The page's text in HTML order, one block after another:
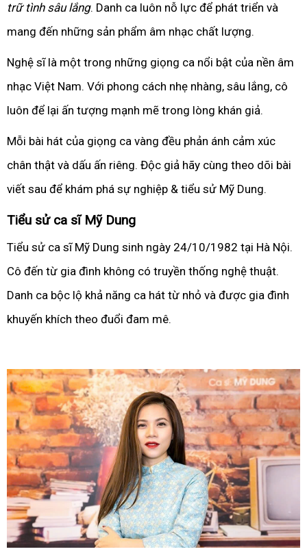
trữ tình sâu lắng. Danh ca luôn nỗ lực để phát triển và
mang đến những sản phẩm âm nhạc chất lượng.
Nghệ sĩ là một trong những giọng ca nổi bật của nền âm
nhạc Việt Nam. Với phong cách nhẹ nhàng, sâu lắng, cô
luôn để lại ấn tượng mạnh mẽ trong lòng khán giả.
Mỗi bài hát của giọng ca vàng đều phản ánh cảm xúc
chân thật và dấu ấn riêng. Độc giả hãy cùng theo dõi bài
viết sau để khám phá sự nghiệp & tiểu sử Mỹ Dung.
Tiểu sử ca sĩ Mỹ Dung
Tiểu sử ca sĩ Mỹ Dung sinh ngày 24/10/1982 tại Hà Nội.
Cô đến từ gia đình không có truyền thống nghệ thuật.
Danh ca bộc lộ khả năng ca hát từ nhỏ và được gia đình
khuyến khích theo đuổi đam mê.